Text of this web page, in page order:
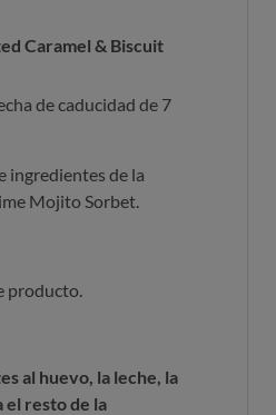
Caramel & Biscuit
de caducidad de 7
ingredientes de la
Mojito Sorbet.
producto.
al huevo, la leche, la
el resto de la